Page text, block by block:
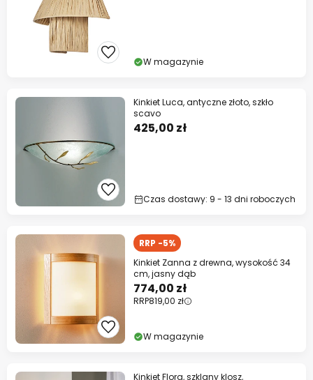
W magazynie
Kinkiet Luca, antyczne złoto, szkło
scavo
425,00 zł
Czas dostawy: 9 - 13 dni roboczych
RRP -5%
Kinkiet Zanna z drewna, wysokość 34
cm, jasny dąb
774,00 zł
RRP819,00 zł
W magazynie
Kinkiet Flora, szklany klosz,